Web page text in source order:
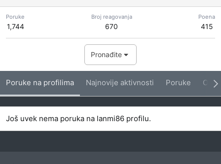
Poruke
1,744
Broj reagovanja
670
Poena
415
Pronađite
Poruke na profilima Najnovije aktivnosti Poruke O
Još uvek nema poruka na lanmi86 profilu.